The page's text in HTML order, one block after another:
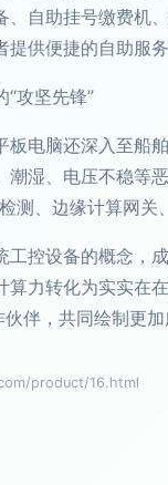
自助挂号缴费机
供便捷的自助服
攻坚先锋”
电脑还深入至船
湿、电压不稳等
测、边缘计算网关
控设备的概念，
力转化为实实在
伴，共同绘制更
product/16.html